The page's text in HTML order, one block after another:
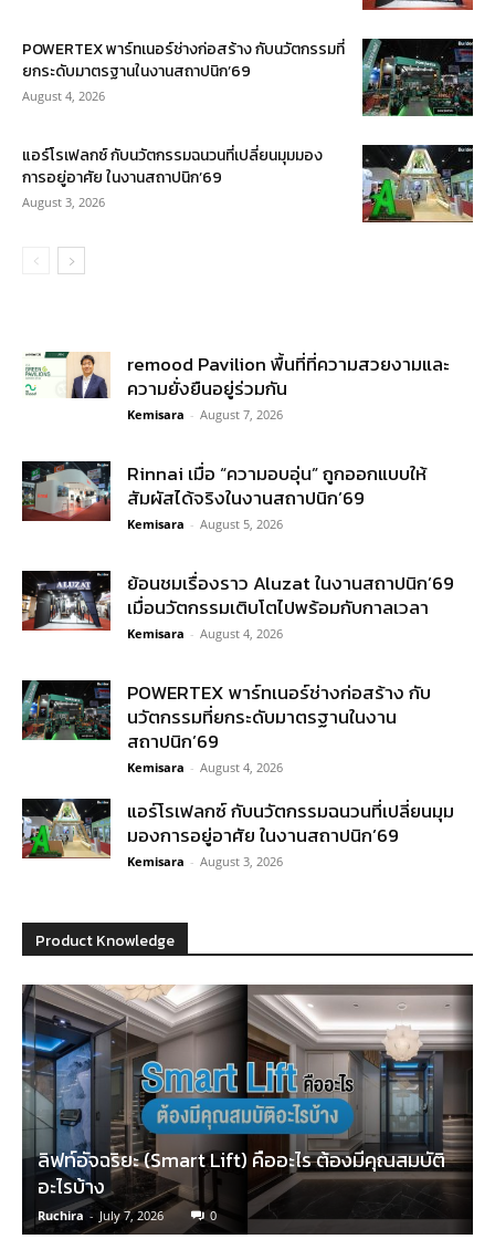
POWERTEX พาร์ทเนอร์ช่างก่อสร้าง กับนวัตกรรมที่
ยกระดับมาตรฐานในงานสถาปนิก’69
August 4, 2026
แอร์โรเฟลกซ์ กับนวัตกรรมฉนวนที่เปลี่ยนมุมมอง
การอยู่อาศัย ในงานสถาปนิก’69
August 3, 2026
remood Pavilion พื้นที่ที่ความสวยงามและ
ความยั่งยืนอยู่ร่วมกัน
Kemisara - August 7, 2026
Rinnai เมื่อ “ความอบอุ่น” ถูกออกแบบให้
สัมผัสได้จริงในงานสถาปนิก’69
Kemisara - August 5, 2026
ย้อนชมเรื่องราว Aluzat ในงานสถาปนิก’69
เมื่อนวัตกรรมเติบโตไปพร้อมกับกาลเวลา
Kemisara - August 4, 2026
POWERTEX พาร์ทเนอร์ช่างก่อสร้าง กับ
นวัตกรรมที่ยกระดับมาตรฐานในงาน
สถาปนิก’69
Kemisara - August 4, 2026
แอร์โรเฟลกซ์ กับนวัตกรรมฉนวนที่เปลี่ยนมุม
มองการอยู่อาศัย ในงานสถาปนิก’69
Kemisara - August 3, 2026
Product Knowledge
ลิฟท์อัจฉริยะ (Smart Lift) คืออะไร ต้องมีคุณสมบัติ
อะไรบ้าง
Ruchira - July 7, 2026 0